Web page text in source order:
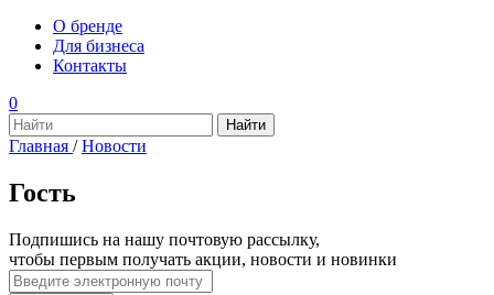
О бренде
Для бизнеса
Контакты
0
Главная / Новости
Гость
Подпишись на нашу почтовую рассылку,
чтобы первым получать акции, новости и новинки